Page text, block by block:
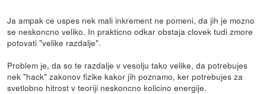
Ja ampak ce uspes nek mali inkrement ne pomeni, da jih je mozno
se neskoncno veliko. In prakticno odkar obstaja clovek tudi zmore
potovati "velike razdalje".
Problem je, da so te razdalje v vesolju tako velike, da potrebujes
nek "hack" zakonov fizike kakor jih poznamo, ker potrebujes za
svetlobno hitrost v teoriji neskoncno kolicino energije.